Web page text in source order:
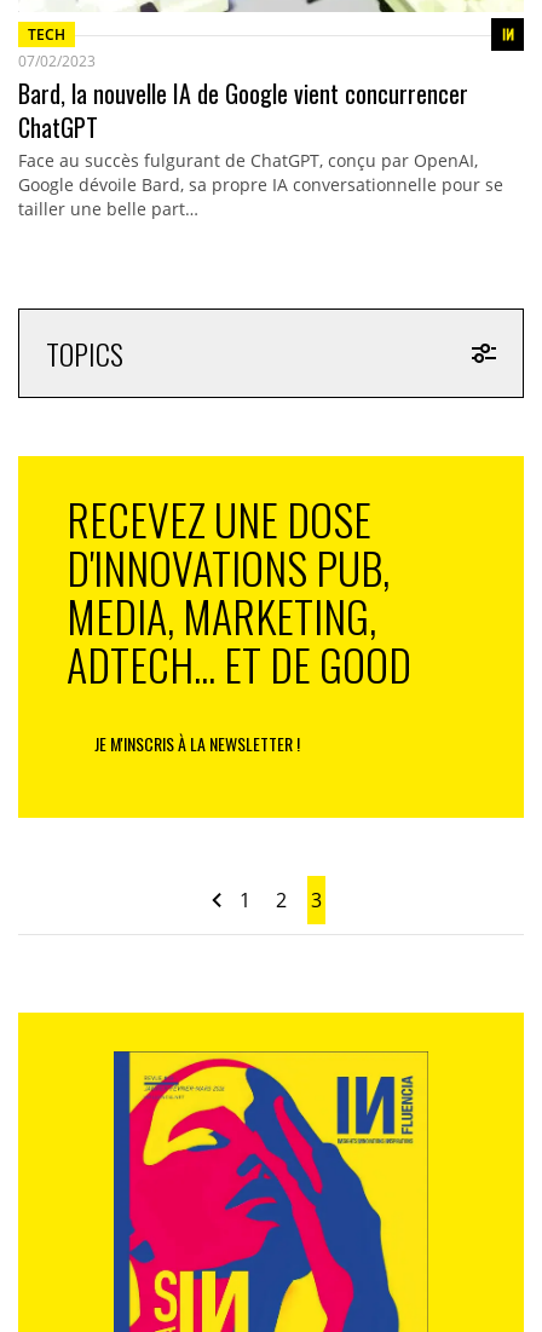
TECH
07/02/2023
Bard, la nouvelle IA de Google vient concurrencer
ChatGPT
Face au succès fulgurant de ChatGPT, conçu par OpenAI,
Google dévoile Bard, sa propre IA conversationnelle pour se
tailler une belle part…
TOPICS
RECEVEZ UNE DOSE
D'INNOVATIONS PUB,
MEDIA, MARKETING,
ADTECH... ET DE GOOD
JE M'INSCRIS À LA NEWSLETTER !
1 2 3